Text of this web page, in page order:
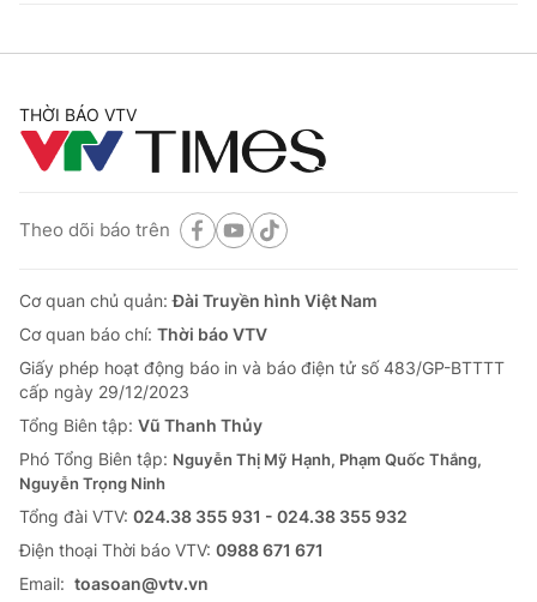
THỜI BÁO VTV
Theo dõi báo trên
Cơ quan chủ quản:Đài Truyền hình Việt Nam
Cơ quan báo chí: Thời báo VTV
Giấy phép hoạt động báo in và báo điện tử số 483/GP-BTTTT
cấp ngày 29/12/2023
Tổng Biên tập: Vũ Thanh Thủy
Phó Tổng Biên tập: Nguyễn Thị Mỹ Hạnh, Phạm Quốc Thắng,
Nguyễn Trọng Ninh
Tổng đài VTV: 024.38 355 931 - 024.38 355 932
Ðiện thoại Thời báo VTV: 0988 671 671
Email: toasoan@vtv.vn